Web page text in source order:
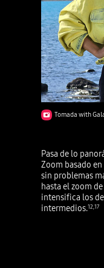
Pasa de lo
Zoom basado
sin problemas
hasta el zoom
intensifica los
intermedios.12 17
Tomada with